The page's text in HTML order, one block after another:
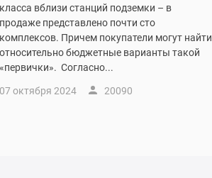
класса вблизи станций подземки – в
продаже представлено почти сто
комплексов. Причем покупатели могут найти
относительно бюджетные варианты такой
«первички». Согласно...
07 октября 2024 20090